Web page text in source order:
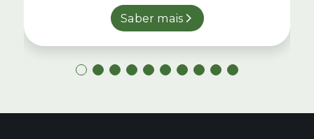
Saber mais